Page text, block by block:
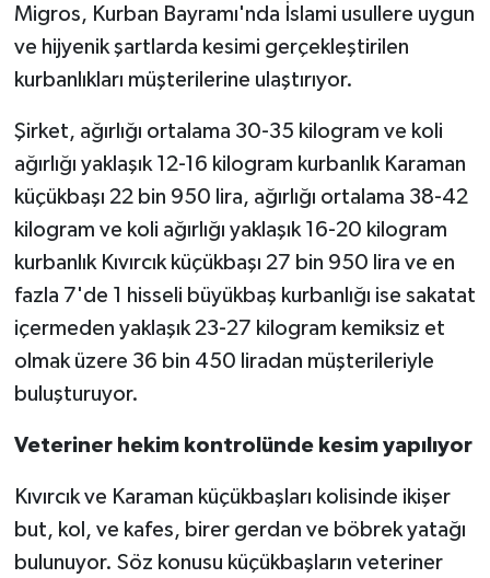
Migros, Kurban Bayramı'nda İslami usullere uygun
ve hijyenik şartlarda kesimi gerçekleştirilen
kurbanlıkları müşterilerine ulaştırıyor.
Şirket, ağırlığı ortalama 30-35 kilogram ve koli
ağırlığı yaklaşık 12-16 kilogram kurbanlık Karaman
küçükbaşı 22 bin 950 lira, ağırlığı ortalama 38-42
kilogram ve koli ağırlığı yaklaşık 16-20 kilogram
kurbanlık Kıvırcık küçükbaşı 27 bin 950 lira ve en
fazla 7'de 1 hisseli büyükbaş kurbanlığı ise sakatat
içermeden yaklaşık 23-27 kilogram kemiksiz et
olmak üzere 36 bin 450 liradan müşterileriyle
buluşturuyor.
Veteriner hekim kontrolünde kesim yapılıyor
Kıvırcık ve Karaman küçükbaşları kolisinde ikişer
but, kol, ve kafes, birer gerdan ve böbrek yatağı
bulunuyor. Söz konusu küçükbaşların veteriner